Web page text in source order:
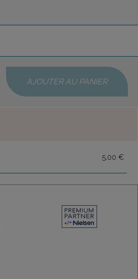
AJOUTER AU PANIER
5,00 €